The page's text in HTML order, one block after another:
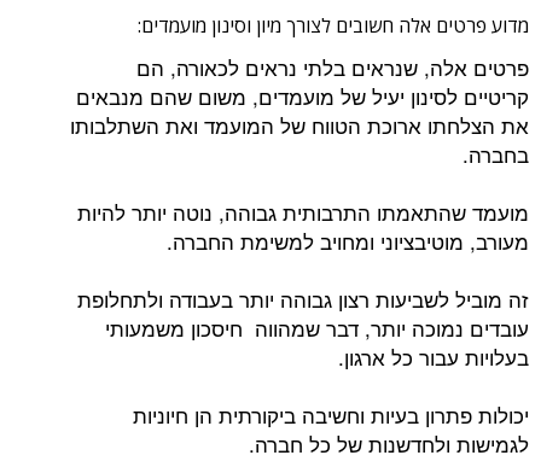
מדוע פרטים אלה חשובים לצורך מיון וסינון מועמדים:
פרטים אלה, שנראים בלתי נראים לכאורה, הם
קריטיים לסינון יעיל של מועמדים, משום שהם מנבאים
את הצלחתו ארוכת הטווח של המועמד ואת השתלבותו
בחברה.
מועמד שהתאמתו התרבותית גבוהה, נוטה יותר להיות
מעורב, מוטיבציוני ומחויב למשימת החברה.
זה מוביל לשביעות רצון גבוהה יותר בעבודה ולתחלופת
עובדים נמוכה יותר, דבר שמהווה חיסכון משמעותי
בעלויות עבור כל ארגון.
יכולות פתרון בעיות וחשיבה ביקורתית הן חיוניות
לגמישות ולחדשנות של כל חברה.